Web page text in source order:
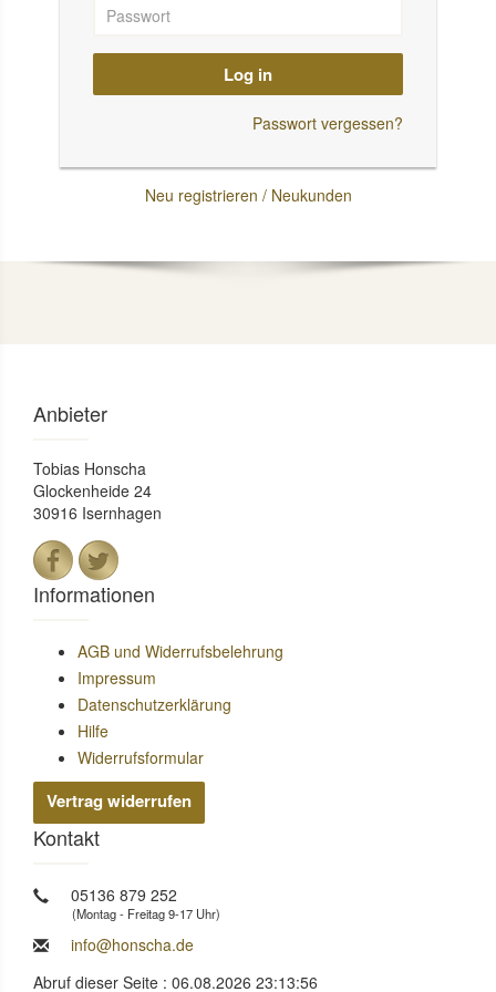
Log in
Passwort vergessen?
Neu registrieren / Neukunden
Anbieter
Tobias Honscha
Glockenheide 24
30916 Isernhagen
Informationen
AGB und Widerrufsbelehrung
Impressum
Datenschutzerklärung
Hilfe
Widerrufsformular
Vertrag widerrufen
Kontakt
05136 879 252
(Montag - Freitag 9-17 Uhr)
info@honscha.de
Abruf dieser Seite : 06.08.2026 23:13:56